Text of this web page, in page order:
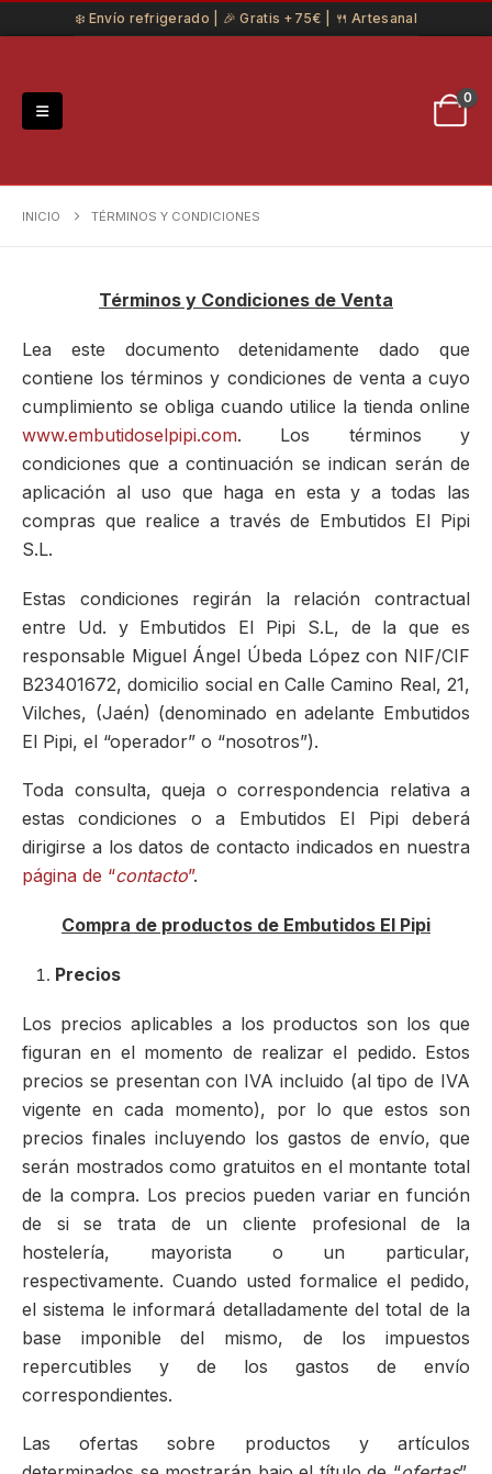
❄️ Envío refrigerado | 🎉 Gratis +75€ | 🍴 Artesanal
0
INICIO TÉRMINOS Y CONDICIONES
Términos y Condiciones de Venta
Lea este documento detenidamente dado que
contiene los términos y condiciones de venta a cuyo
cumplimiento se obliga cuando utilice la tienda online
www.embutidoselpipi.com. Los términos y
condiciones que a continuación se indican serán de
aplicación al uso que haga en esta y a todas las
compras que realice a través de Embutidos El Pipi
S.L.
Estas condiciones regirán la relación contractual
entre Ud. y Embutidos El Pipi S.L, de la que es
responsable Miguel Ángel Úbeda López con NIF/CIF
B23401672, domicilio social en Calle Camino Real, 21,
Vilches, (Jaén) (denominado en adelante Embutidos
El Pipi, el “operador” o “nosotros”).
Toda consulta, queja o correspondencia relativa a
estas condiciones o a Embutidos El Pipi deberá
dirigirse a los datos de contacto indicados en nuestra
página de “contacto”.
Compra de productos de Embutidos El Pipi
Precios
Los precios aplicables a los productos son los que
figuran en el momento de realizar el pedido. Estos
precios se presentan con IVA incluido (al tipo de IVA
vigente en cada momento), por lo que estos son
precios finales incluyendo los gastos de envío, que
serán mostrados como gratuitos en el montante total
de la compra. Los precios pueden variar en función
de si se trata de un cliente profesional de la
hostelería, mayorista o un particular,
respectivamente. Cuando usted formalice el pedido,
el sistema le informará detalladamente del total de la
base imponible del mismo, de los impuestos
repercutibles y de los gastos de envío
correspondientes.
Las ofertas sobre productos y artículos